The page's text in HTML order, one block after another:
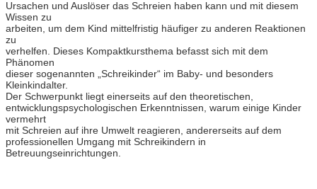
Ursachen und Auslöser das Schreien haben kann und mit diesem
Wissen zu
arbeiten, um dem Kind mittelfristig häufiger zu anderen Reaktionen
zu
verhelfen. Dieses Kompaktkursthema befasst sich mit dem
Phänomen
dieser sogenannten „Schreikinder“ im Baby- und besonders
Kleinkindalter.
Der Schwerpunkt liegt einerseits auf den theoretischen,
entwicklungspsychologischen Erkenntnissen, warum einige Kinder
vermehrt
mit Schreien auf ihre Umwelt reagieren, andererseits auf dem
professionellen Umgang mit Schreikindern in
Betreuungseinrichtungen.